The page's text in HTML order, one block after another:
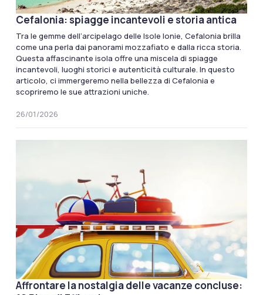
Cefalonia: spiagge incantevoli e storia antica
Tra le gemme dell’arcipelago delle Isole Ionie, Cefalonia brilla
come una perla dai panorami mozzafiato e dalla ricca storia.
Questa affascinante isola offre una miscela di spiagge
incantevoli, luoghi storici e autenticità culturale. In questo
articolo, ci immergeremo nella bellezza di Cefalonia e
scopriremo le sue attrazioni uniche.
26/01/2026
Affrontare la nostalgia delle vacanze concluse: